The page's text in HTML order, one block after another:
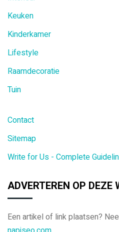
Keuken
Kinderkamer
Lifestyle
Raamdecoratie
Tuin
Contact
Sitemap
Write for Us - Complete
ADVERTEREN OP DEZE
Een artikel of link plaatsen?